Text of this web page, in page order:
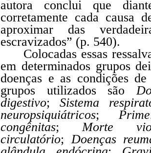
autora conclui que
corretamente cada causa
aproximar das
escravizados” (p. 540).
Colocadas essas
em determinados grupos
doenças e as condições
grupos utilizados são
digestivo; Sistema
neuropsiquiátricos;
congênitas; Morte
circulatório; Doenças